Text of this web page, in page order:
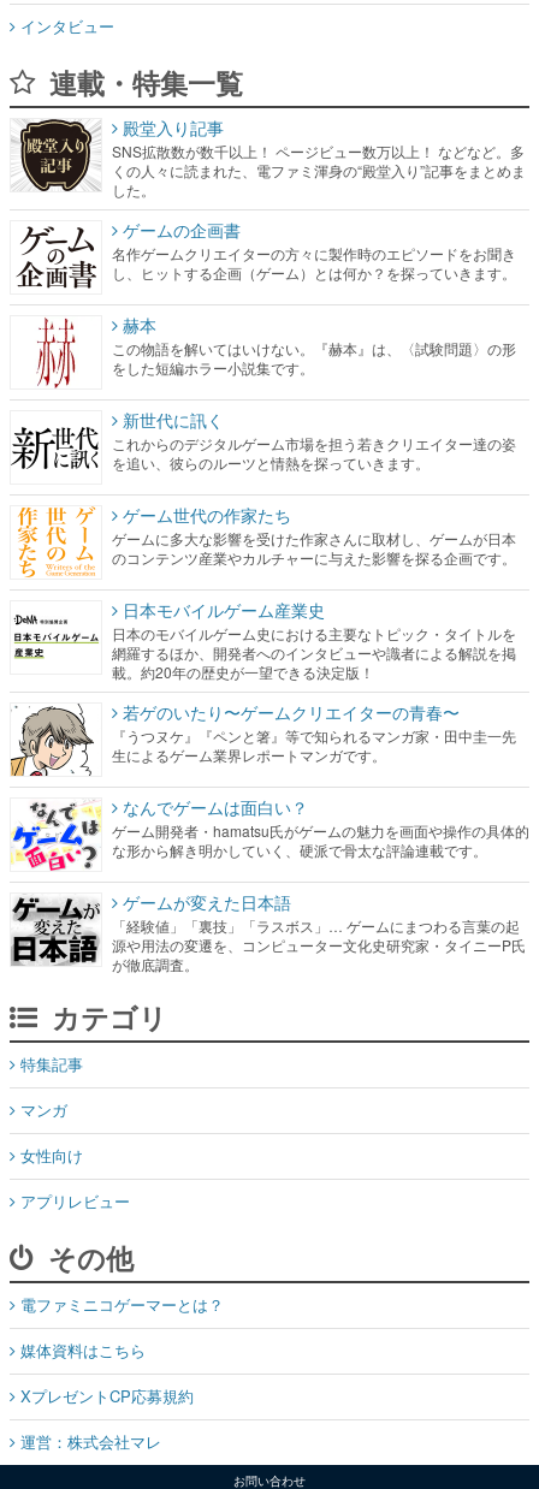
インタビュー
連載・特集一覧
殿堂入り記事
SNS拡散数が数千以上！ ページビュー数万以上！ などなど。多
くの人々に読まれた、電ファミ渾身の“殿堂入り”記事をまとめま
した。
ゲームの企画書
名作ゲームクリエイターの方々に製作時のエピソードをお聞き
し、ヒットする企画（ゲーム）とは何か？を探っていきます。
赫本
この物語を解いてはいけない。『赫本』は、〈試験問題〉の形
をした短編ホラー小説集です。
新世代に訊く
これからのデジタルゲーム市場を担う若きクリエイター達の姿
を追い、彼らのルーツと情熱を探っていきます。
ゲーム世代の作家たち
ゲームに多大な影響を受けた作家さんに取材し、ゲームが日本
のコンテンツ産業やカルチャーに与えた影響を探る企画です。
日本モバイルゲーム産業史
日本のモバイルゲーム史における主要なトピック・タイトルを
網羅するほか、開発者へのインタビューや識者による解説を掲
載。約20年の歴史が一望できる決定版！
若ゲのいたり〜ゲームクリエイターの青春〜
『うつヌケ』『ペンと箸』等で知られるマンガ家・田中圭一先
生によるゲーム業界レポートマンガです。
なんでゲームは面白い？
ゲーム開発者・hamatsu氏がゲームの魅力を画面や操作の具体的
な形から解き明かしていく、硬派で骨太な評論連載です。
ゲームが変えた日本語
「経験値」「裏技」「ラスボス」… ゲームにまつわる言葉の起
源や用法の変遷を、コンピューター文化史研究家・タイニーP氏
が徹底調査。
カテゴリ
特集記事
マンガ
女性向け
アプリレビュー
その他
電ファミニコゲーマーとは？
媒体資料はこちら
XプレゼントCP応募規約
運営：株式会社マレ
お問い合わせ